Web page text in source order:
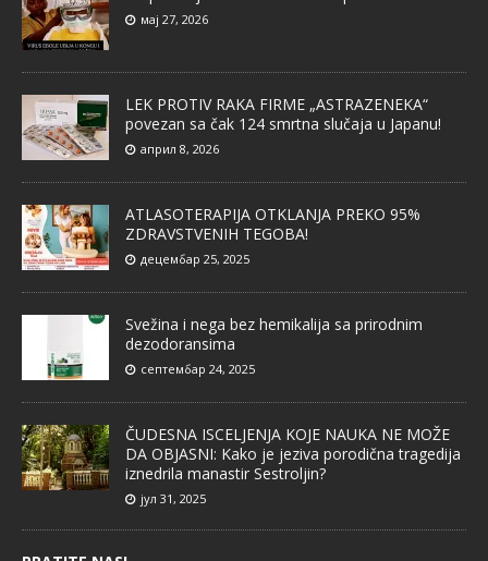
мај 27, 2026
LEK PROTIV RAKA FIRME „ASTRAZENEKA“
povezan sa čak 124 smrtna slučaja u Japanu!
април 8, 2026
ATLASOTERAPIJA OTKLANJA PREKO 95%
ZDRAVSTVENIH TEGOBA!
децембар 25, 2025
Svežina i nega bez hemikalija sa prirodnim
dezodoransima
септембар 24, 2025
ČUDESNA ISCELJENJA KOJE NAUKA NE MOŽE
DA OBJASNI: Kako je jeziva porodična tragedija
iznedrila manastir Sestroljin?
јул 31, 2025